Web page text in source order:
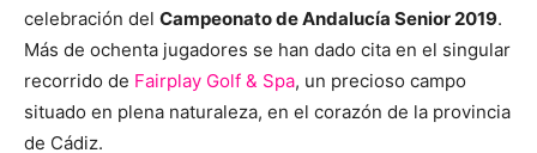
celebración del Campeonato de Andalucía Senior 2019.
Más de ochenta jugadores se han dado cita en el singular
recorrido de Fairplay Golf & Spa, un precioso campo
situado en plena naturaleza, en el corazón de la provincia
de Cádiz.